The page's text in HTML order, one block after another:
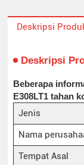
Deskripsi
Deskripsi
Beberapa
E308LT1 tahan
Jenis
Nama
Tempat Asal